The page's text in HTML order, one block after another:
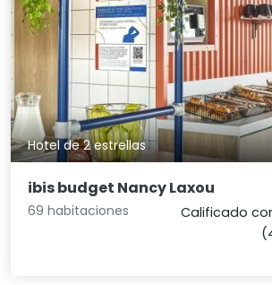
Hotel de 2 estrellas
ibis budget Nancy Laxou
69 habitaciones
Calificado